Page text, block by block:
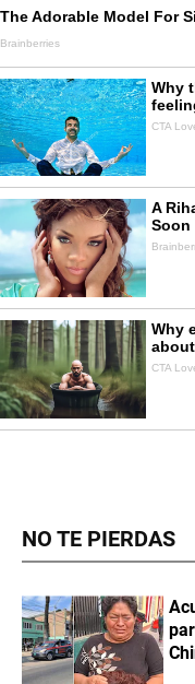
NO TE PIERDAS